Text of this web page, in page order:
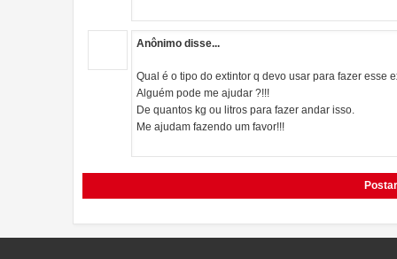
Anônimo disse...
Qual é o tipo do extintor q devo usar para fazer esse
Alguém pode me ajudar ?!!!
De quantos kg ou litros para fazer andar isso.
Me ajudam fazendo um favor!!!